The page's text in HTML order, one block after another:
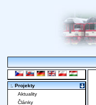
:. Projekty
Aktuality
Články